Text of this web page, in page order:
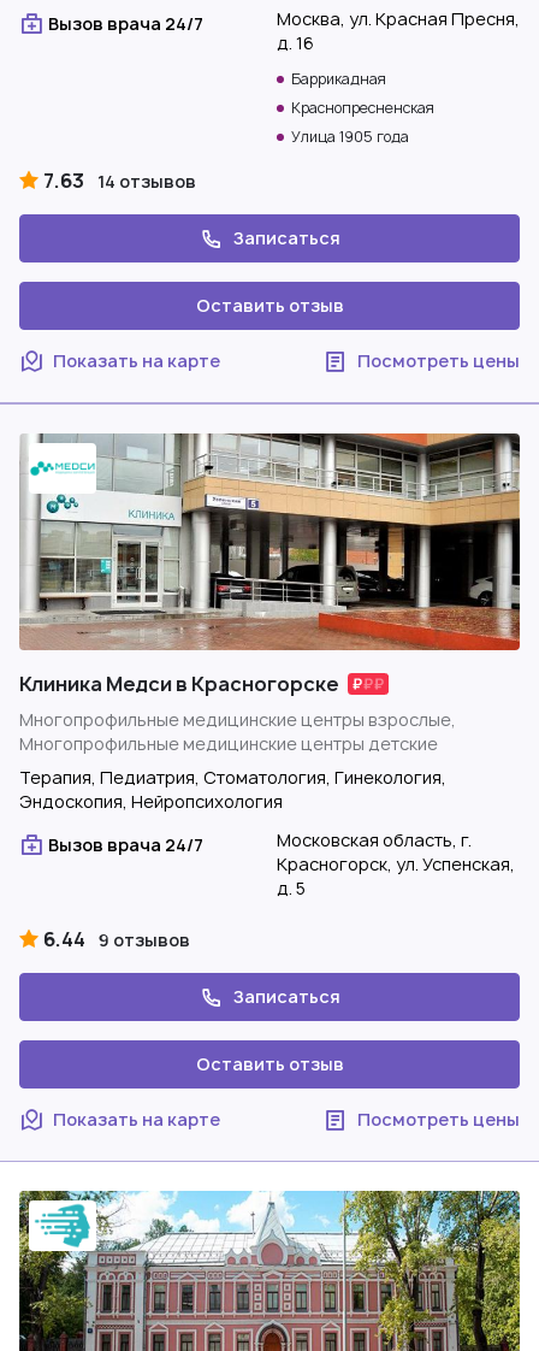
Вызов врача 24/7
Москва, ул. Красная Пресня,
д. 16
Баррикадная
Краснопресненская
Улица 1905 года
7.63 14 отзывов
Записаться
Оставить отзыв
Показать на карте Посмотреть цены
Клиника Медси в Красногорске
Многопрофильные медицинские центры взрослые,
Многопрофильные медицинские центры детские
Терапия, Педиатрия, Стоматология, Гинекология,
Эндоскопия, Нейропсихология
Вызов врача 24/7
Московская область, г.
Красногорск, ул. Успенская,
д. 5
6.44 9 отзывов
Записаться
Оставить отзыв
Показать на карте Посмотреть цены